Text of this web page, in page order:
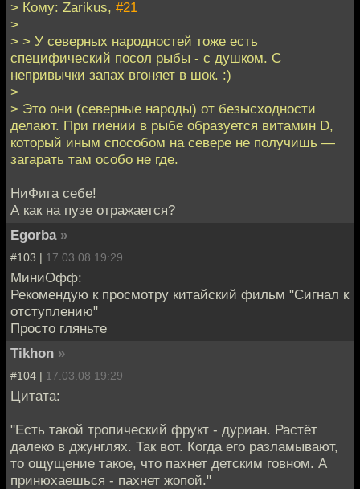
> Кому: Zarikus, #21
>
> > У северных народностей тоже есть
специфический посол рыбы - с душком. С
непривычки запах вгоняет в шок. :)
>
> Это они (северные народы) от безысходности
делают. При гиении в рыбе образуется витамин D,
который иным способом на севере не получишь —
загарать там особо не где.
НиФига себе!
А как на пузе отражается?
Egorba »
#103 | 17.03.08 19:29
МиниОфф:
Рекомендую к просмотру китайский фильм "Сигнал к
отступлению"
Просто гляньте
Tikhon »
#104 | 17.03.08 19:29
Цитата:
"Есть такой тропический фрукт - дуриан. Растёт
далеко в джунглях. Так вот. Когда его разламывают,
то ощущение такое, что пахнет детским говном. А
принюхаешься - пахнет жопой."